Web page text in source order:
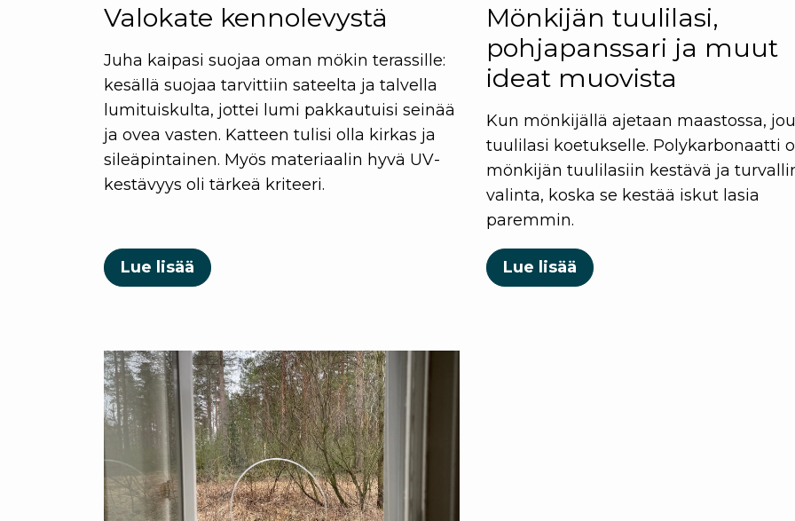
Valokate kennolevystä
Juha kaipasi suojaa oman mökin terassille:
kesällä suojaa tarvittiin sateelta ja talvella
lumituiskulta, jottei lumi pakkautuisi seinää
ja ovea vasten. Katteen tulisi olla kirkas ja
sileäpintainen. Myös materiaalin hyvä UV-
kestävyys oli tärkeä kriteeri.
Lue lisää
Mönkijän tuulilasi,
pohjapanssari ja muut
ideat muovista
Kun mönkijällä ajetaan maastossa,
tuulilasi koetukselle. Polykarbonaatti
mönkijän tuulilasiin kestävä ja
valinta, koska se kestää iskut lasia
paremmin.
Lue lisää